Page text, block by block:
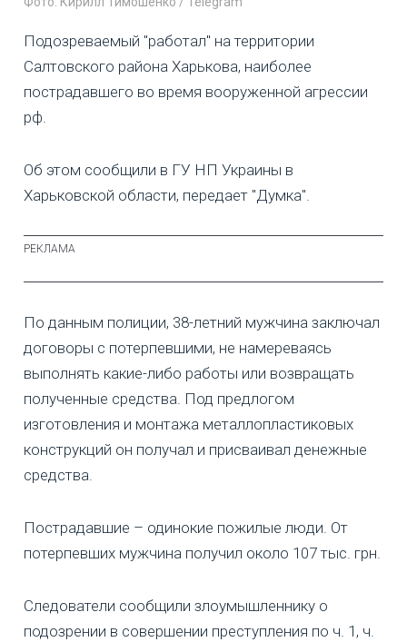
Подозреваемый "работал" на территории
Салтовского района Харькова, наиболее
пострадавшего во время вооруженной агрессии
рф.
Об этом сообщили в ГУ НП Украины в
Харьковской области, передает "Думка".
По данным полиции, 38-летний мужчина заключал
договоры с потерпевшими, не намереваясь
выполнять какие-либо работы или возвращать
полученные средства. Под предлогом
изготовления и монтажа металлопластиковых
конструкций он получал и присваивал денежные
средства.
Пострадавшие – одинокие пожилые люди. От
потерпевших мужчина получил около 107 тыс. грн.
Следователи сообщили злоумышленнику о
подозрении в совершении преступления по ч. 1, ч.